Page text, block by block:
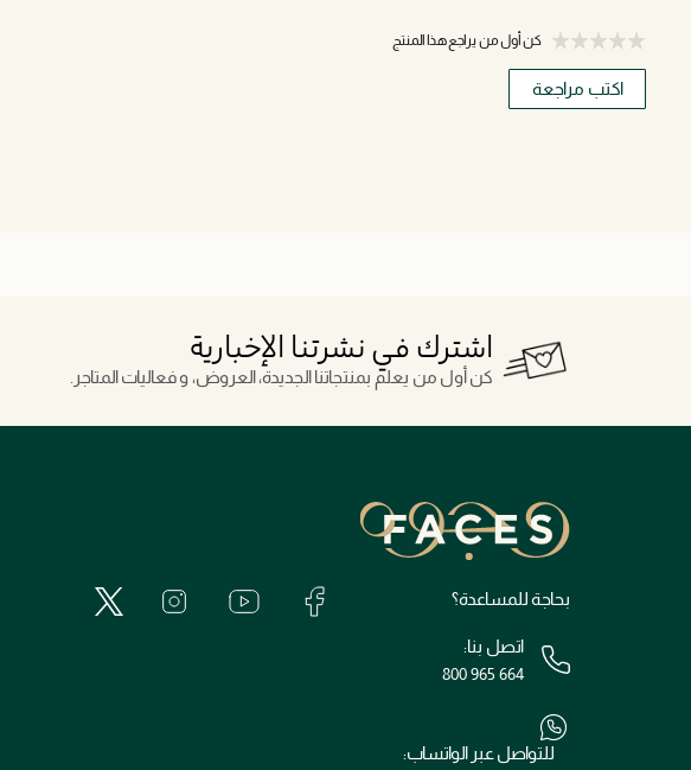
كن أول من يراجع هذا المنتج
اكتب مراجعة
اشترك في نشرتنا الإخبارية
كن أول من يعلم بمنتجاتنا الجديدة، العروض، و فعاليات المتاجر.
بحاجة للمساعدة؟
اتصل بنا:
800 965 664
للتواصل عبر الواتساب: